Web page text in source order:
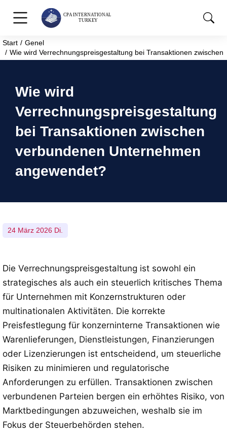
Sie befinden sich hier:
Start
Genel
Wie wird Verrechnungspreisgestaltung bei Transaktionen
Wie wird
Verrechnungspreisgestaltung
bei Transaktionen zwischen
verbundenen Unternehmen
angewendet?
24 März 2026 Di.
Die Verrechnungspreisgestaltung ist sowohl ein
strategisches als auch ein steuerlich kritisches Thema
für Unternehmen mit Konzernstrukturen oder
multinationalen Aktivitäten. Die korrekte
Preisfestlegung für konzerninterne Transaktionen wie
Warenlieferungen, Dienstleistungen, Finanzierungen
oder Lizenzierungen ist entscheidend, um steuerliche
Risiken zu minimieren und regulatorische
Anforderungen zu erfüllen. Transaktionen zwischen
verbundenen Parteien bergen ein erhöhtes Risiko, von
Marktbedingungen abzuweichen, weshalb sie im
Fokus der Steuerbehörden stehen.